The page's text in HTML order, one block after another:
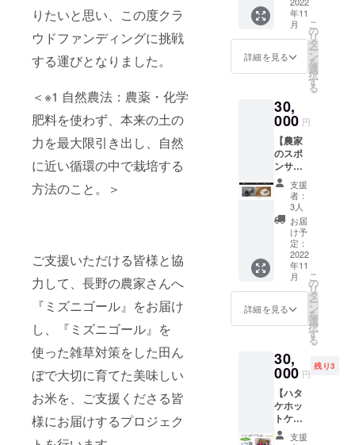
りたいと思い、この度クラ
ウドファンディングに挑戦
する運びとなりました。
＜※1 自然農法：農薬・化学
肥料を使わず、本来の土の
力を最大限引き出し、自然
に近い循環の中で栽培する
方法のこと。＞
ご支援いただける皆様と協
力して、長野の農家さんへ
『ミズニゴール』をお届け
し、『ミズニゴール』を
使った雑草対策をした田ん
ぼで大切に育てた美味しい
お米を、ご支援くださる皆
様にお届けするプロジェク
税・送
料込み
ること
で水田
内に酸
きわた
り、稲
良く吸
収され
てとて
も美味
しくな
る、と
の証言
も農家
さんよ
りいた
だいて
ます。
どんな
お米が
育つの
秋、収
穫した
初のミ
ズニ
ゴール
栽培
米」の
味をぜ
ひご確
ですよ
ね？ ミ
ズニ
ゴール
を使用
使用が
可能に
なるだ
けでな
く、常
に田ん
ぼの水
をかく
はんす
ること
で水田
内に酸
素がい
きわた
り、稲
こにも
良く吸
も美味
しくな
る、と
の証言
も農家
さんよ
りいた
子さん
の食育
にも良
いと、
人気の
ゴール
を使っ
て大切
に育て
たお米
を一緒
に収穫
しませ
んか？
ファミ
リーで
お楽し
みいた
だけま
す。 一
家族一
口でど
を使用
する
と、除
草剤不
使用が
可能に
なるだ
に育て
たお米
コー
ス】
20,000
円 田植
ズニ
ゴール
運転体
験、大
切に育
てたお
米の収
穫体験
と、3回
のイベ
ント全
部体験
＆ご自
宅へ
「世界
初のミ
ズニ
お届け
する、
一番お
得な
コース
です。
ファミ
年11
月
詳細を見る
こ
の
リ
タ
ー
ン
を
選
択
す
る
30,
000 円
【農家
のスポ
ンサー
になろ
う♪ 長
野で
育った
お米
10kg
コー
ス】
30,000
円 農家
さんへ
ミズニ
ゴール
けする
企画で
す。 農
家さん
からお
礼の手
紙と、
支援
者：
3人
お届
け予
定：
2022
年11
月
詳細を見る
こ
の
リ
タ
ー
ン
を
選
択
す
る
30,
000 円
残り3
【ハタ
ケホッ
トケ応
援！支援